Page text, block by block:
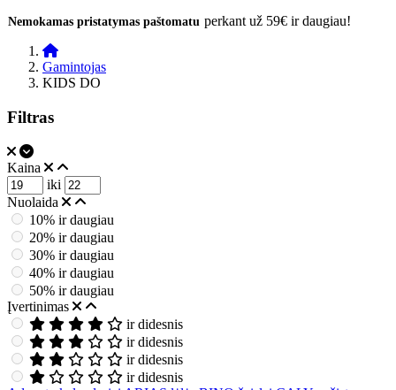
Nemokamas pristatymas paštomatu perkant už 59€ ir daugiau!
Gamintojas
KIDS DO
Filtras
Kaina
iki
Nuolaida
10% ir daugiau
20% ir daugiau
30% ir daugiau
40% ir daugiau
50% ir daugiau
Įvertinimas
ir didesnis
ir didesnis
ir didesnis
ir didesnis